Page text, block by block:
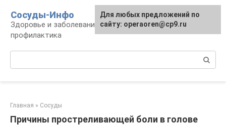
контенту
Сосуды-Инфо
Здоровье и заболевания сосудов и сердца,
профилактика
Главная » Сосуды
Причины простреливающей боли в голове
Для любых предложений по
сайту: operaoren@cp9.ru